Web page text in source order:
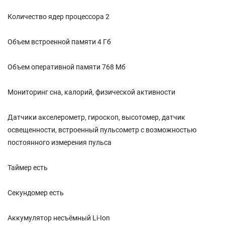
Количество ядер процессора 2
Объем встроенной памяти 4 Гб
Объем оперативной памяти 768 Мб
Мониторинг сна, калорий, физической активности
Датчики акселерометр, гироскоп, высотомер, датчик
освещенности, встроенный пульсометр с возможностью
постоянного измерения пульса
Таймер есть
Секундомер есть
Аккумулятор несъёмный Li-Ion